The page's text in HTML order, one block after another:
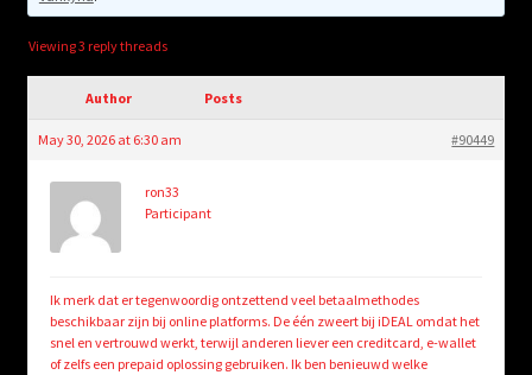
Login/Create Account
Viewing 3 reply threads
Author Posts
May 30, 2026 at 6:30 am #90449
ron33
Participant
Ik merk dat er tegenwoordig ontzettend veel betaalmethodes
beschikbaar zijn bij online platforms. De één zweert bij iDEAL omdat het
snel en vertrouwd werkt, terwijl anderen liever een creditcard, e-wallet
of zelfs een prepaid oplossing gebruiken. Ik ben benieuwd welke